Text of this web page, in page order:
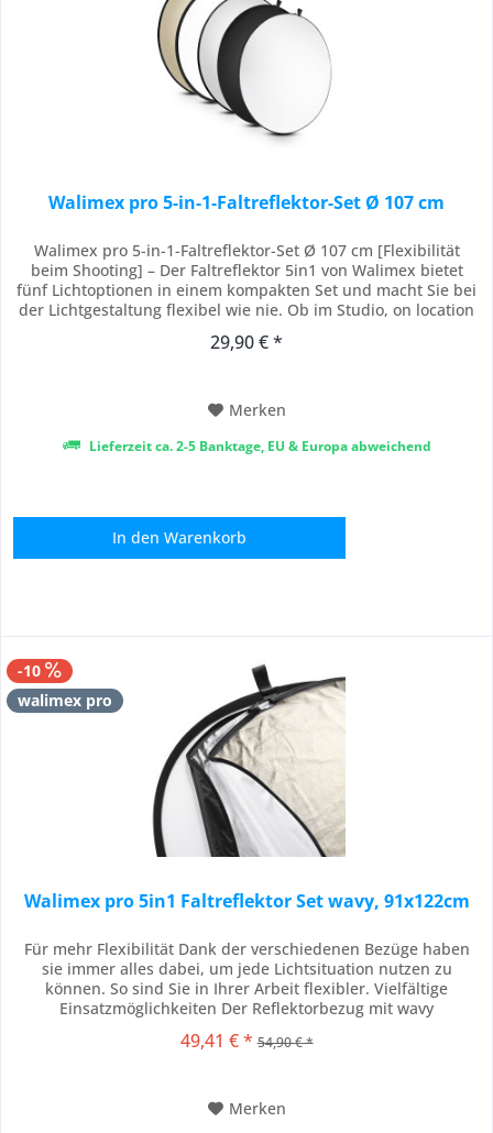
Walimex pro 5-in-1-Faltreflektor-Set Ø 107 cm
Walimex pro 5-in-1-Faltreflektor-Set Ø 107 cm [Flexibilität
beim Shooting] – Der Faltreflektor 5in1 von Walimex bietet
fünf Lichtoptionen in einem kompakten Set und macht Sie bei
der Lichtgestaltung flexibel wie nie. Ob im Studio, on location
Sie auf jede Lichtsituation professionell und effizient.
29,90 € *
Merken
Lieferzeit ca. 2-5 Banktage, EU & Europa abweichend
In den Warenkorb
-10
walimex pro
Walimex pro 5in1 Faltreflektor Set wavy, 91x122cm
Für mehr Flexibilität Dank der verschiedenen Bezüge haben
sie immer alles dabei, um jede Lichtsituation nutzen zu
können. So sind Sie in Ihrer Arbeit flexibler. Vielfältige
Einsatzmöglichkeiten Der Reflektorbezug mit wavy
oder Effektlicht in der Porträtfotografie. Er sorgt für eine
49,41 € * 54,90 € *
Merken